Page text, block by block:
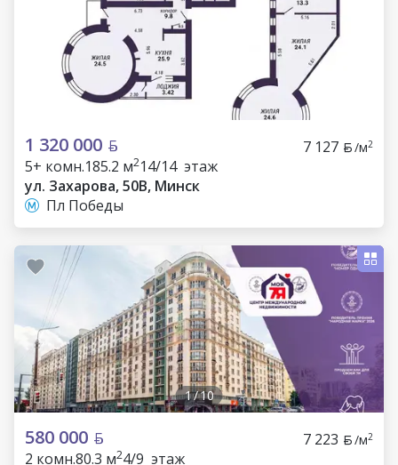
1 320 000 7 127 /м2
5+ комн.185.2 м214/14 этаж
ул. Захарова, 50В, Минск
Пл Победы
1/10
580 000 7 223 /м2
2 комн.80.3 м24/9 этаж